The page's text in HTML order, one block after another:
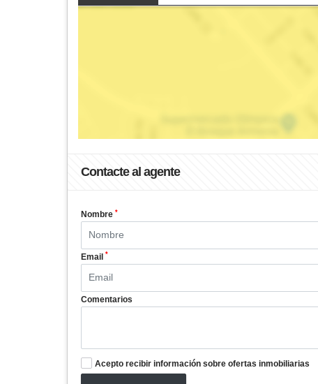
Contacte al agente
Nombre *
Email *
Comentarios
Acepto recibir información sobre ofertas inmobiliarias